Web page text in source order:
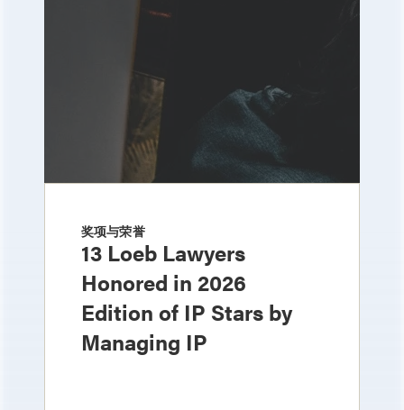
奖项与荣誉
13 Loeb Lawyers
Honored in 2026
Edition of IP Stars by
Managing IP